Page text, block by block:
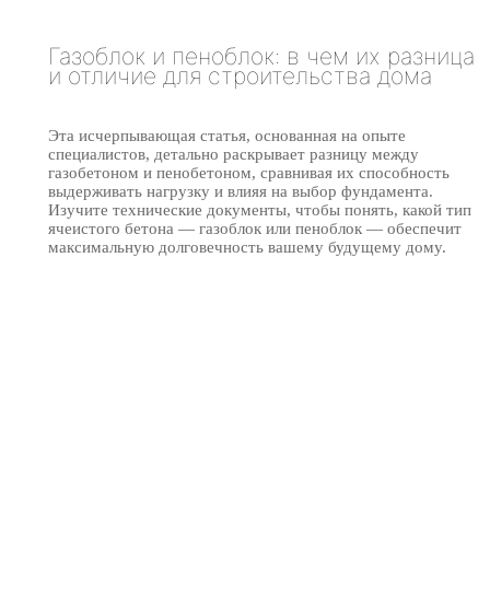
Газоблок и пеноблок: в чем их разница
и отличие для строительства дома
Эта исчерпывающая статья, основанная на опыте
специалистов, детально раскрывает разницу между
газобетоном и пенобетоном, сравнивая их способность
выдерживать нагрузку и влияя на выбор фундамента.
Изучите технические документы, чтобы понять, какой тип
ячеистого бетона — газоблок или пеноблок — обеспечит
максимальную долговечность вашему будущему дому.